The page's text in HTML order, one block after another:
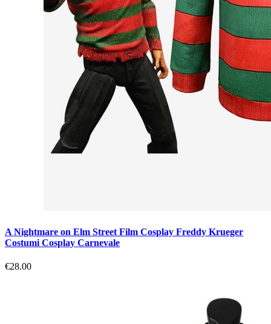
A Nightmare on Elm Street Film Cosplay Freddy Krueger
Costumi Cosplay Carnevale
€28.00